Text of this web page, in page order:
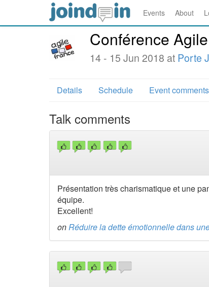
Events About
Conférence
14 - 15 Jun 2018 at Porte
Details Schedule Event comments
Talk comments
Présentation très charismatique et une
équipe.
Excellent!
on Réduire la dette émotionnelle dans